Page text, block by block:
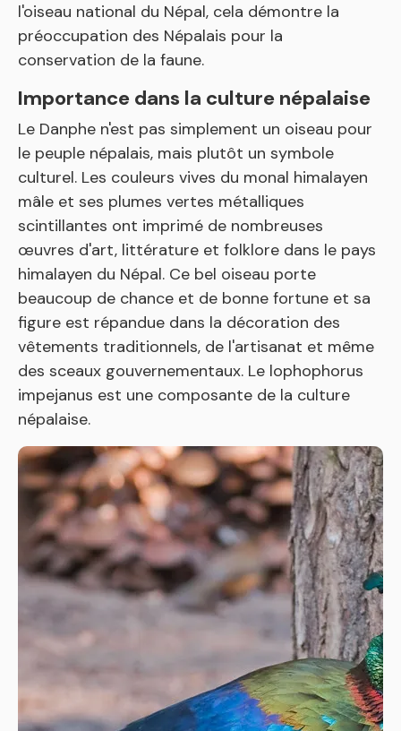
l'oiseau national du Népal, cela démontre la
préoccupation des Népalais pour la
conservation de la faune.
Importance dans la culture népalaise
Le Danphe n'est pas simplement un oiseau pour
le peuple népalais, mais plutôt un symbole
culturel. Les couleurs vives du monal himalayen
mâle et ses plumes vertes métalliques
scintillantes ont imprimé de nombreuses
œuvres d'art, littérature et folklore dans le pays
himalayen du Népal. Ce bel oiseau porte
beaucoup de chance et de bonne fortune et sa
figure est répandue dans la décoration des
vêtements traditionnels, de l'artisanat et même
des sceaux gouvernementaux. Le lophophorus
impejanus est une composante de la culture
népalaise.